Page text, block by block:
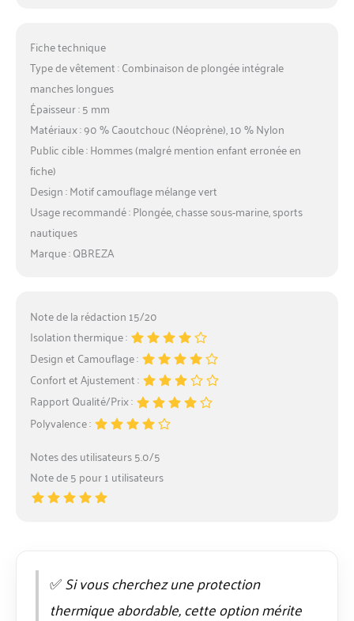
Fiche technique
Type de vêtement : Combinaison de plongée intégrale
manches longues
Épaisseur : 5 mm
Matériaux : 90 % Caoutchouc (Néoprène), 10 % Nylon
Public cible : Hommes (malgré mention enfant erronée en
fiche)
Design : Motif camouflage mélange vert
Usage recommandé : Plongée, chasse sous-marine, sports
nautiques
Marque : QBREZA
Note de la rédaction 15/20
Isolation thermique :
Design et Camouflage :
Confort et Ajustement :
Rapport Qualité/Prix :
Polyvalence :
Notes des utilisateurs 5.0/5
Note de 5 pour 1 utilisateurs
✅Si vous cherchez une protection
thermique abordable, cette option mérite